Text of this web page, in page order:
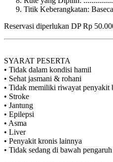
Titik Keberangkatan:
Reservasi diperlukan DP Rp
SYARAT PESERTA
• Tidak dalam kondisi hamil
• Sehat jasmani & rohani
• Tidak memiliki riwayat penyakit
• Stroke
• Jantung
• Epilepsi
• Asma
• Liver
• Penyakit kronis lainnya
• Tidak sedang di bawah